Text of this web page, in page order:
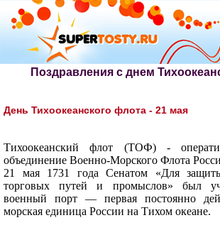
Поздравления с днем
День Тихоокеанского флота - 21 мая
Тихоокеанский флот (ТОФ) -
объединение Военно-Морского Флота
21 мая 1731 года Сенатом «Для
торговых путей и промыслов» был
военный порт — первая постоянно
морская единица России на Тихом океане.